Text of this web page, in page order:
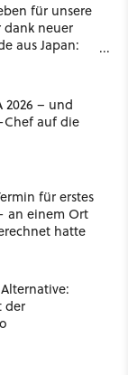
für unsere
neuer
aus Japan:
es nicht so
2026 – und
auf die
für erstes
an einem Ort
hatte
der